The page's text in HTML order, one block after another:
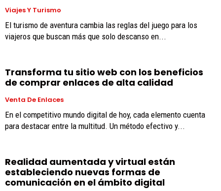
Viajes Y Turismo
El turismo de aventura cambia las reglas del juego para los
viajeros que buscan más que solo descanso en...
Transforma tu sitio web con los beneficios
de comprar enlaces de alta calidad
Venta De Enlaces
En el competitivo mundo digital de hoy, cada elemento cuenta
para destacar entre la multitud. Un método efectivo y...
Realidad aumentada y virtual están
estableciendo nuevas formas de
comunicación en el ámbito digital